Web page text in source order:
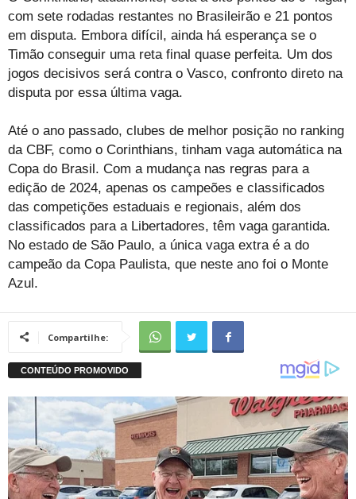
com sete rodadas restantes no Brasileirão e 21 pontos
em disputa. Embora difícil, ainda há esperança se o
Timão conseguir uma reta final quase perfeita. Um dos
jogos decisivos será contra o Vasco, confronto direto na
disputa por essa última vaga.
Até o ano passado, clubes de melhor posição no ranking
da CBF, como o Corinthians, tinham vaga automática na
Copa do Brasil. Com a mudança nas regras para a
edição de 2024, apenas os campeões e classificados
das competições estaduais e regionais, além dos
classificados para a Libertadores, têm vaga garantida.
No estado de São Paulo, a única vaga extra é a do
campeão da Copa Paulista, que neste ano foi o Monte
Azul.
Compartilhe: